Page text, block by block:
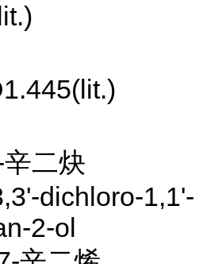
二炔
dichloro-1,1'-
2-ol